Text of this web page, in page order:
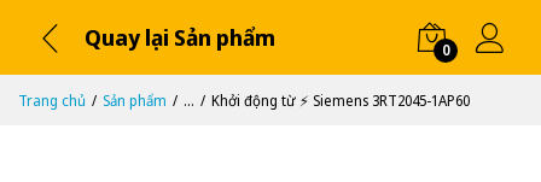
Quay lại Sản phẩm 0
Trang chủ Sản phẩm ... Khởi động từ ⚡️ Siemens 3RT2045-1AP60